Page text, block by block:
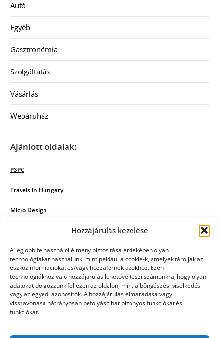
Hozzájárulás kezelése
A legjobb felhasználói élmény biztosítása érdekében olyan
technológiákat használunk, mint például a cookie-k, amelyek tárolják az
eszközinformációkat és/vagy hozzáférnek azokhoz. Ezen
technológiákhoz való hozzájárulás lehetővé teszi számunkra, hogy olyan
adatokat dolgozzunk fel ezen az oldalon, mint a böngészési viselkedés
vagy az egyedi azonosítók. A hozzájárulás elmaradása vagy
visszavonása hátrányosan befolyásolhat bizonyos funkciókat és
funkciókat.
Autó
Egyéb
Gasztronómia
Szolgáltatás
Vásárlás
Webáruház
Ajánlott oldalak:
PSPC
Travels in Hungary
Micro Design
Poiwiki
Öntözőrendszer
Jazz Steps
Unicorn Multipro